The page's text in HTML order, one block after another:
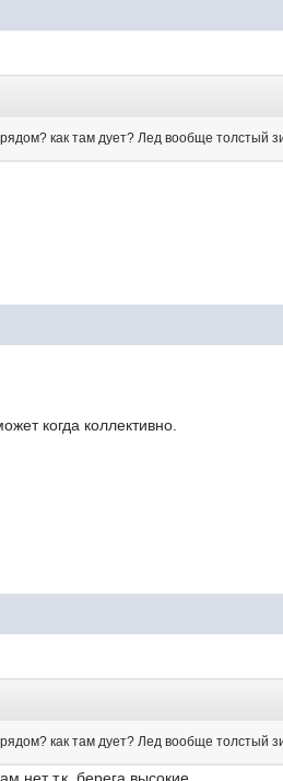
как там дует? Лед вообще толстый
когда коллективно.
как там дует? Лед вообще толстый